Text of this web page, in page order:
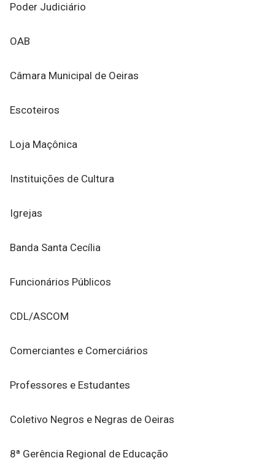
Poder Judiciário
OAB
Câmara Municipal de Oeiras
Escoteiros
Loja Maçônica
Instituições de Cultura
Igrejas
Banda Santa Cecília
Funcionários Públicos
CDL/ASCOM
Comerciantes e Comerciários
Professores e Estudantes
Coletivo Negros e Negras de Oeiras
8ª Gerência Regional de Educação